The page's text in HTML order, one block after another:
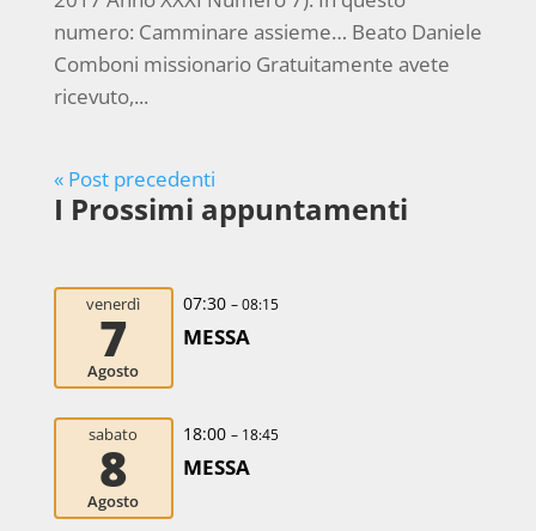
numero: Camminare assieme… Beato Daniele
Comboni missionario Gratuitamente avete
ricevuto,...
« Post precedenti
I Prossimi appuntamenti
venerdì
7
Agosto
07:30 – 08:15
MESSA
sabato
8
Agosto
18:00 – 18:45
MESSA